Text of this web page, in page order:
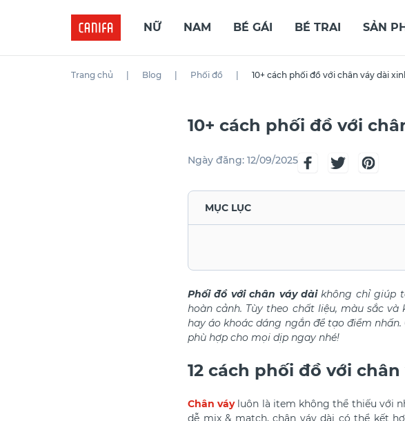
NỮ NAM BÉ GÁI BÉ TRAI SẢN
Trang chủ Blog Phối đồ 10+ cách phối đồ với chân váy dài
10+ cách phối đồ với
Ngày đăng: 12/09/2025
MỤC LỤC
Phối đồ với chân váy dàikhông chỉ giúp
hoàn cảnh. Tùy theo chất liệu, màu sắc
hay áo khoác dáng ngắn để tạo điểm nhấn.
phù hợp cho mọi dịp ngay nhé!
12 cách phối đồ với
Chân váyluôn là item không thể thiếu với
dễ mix & match, chân váy dài có thể kết